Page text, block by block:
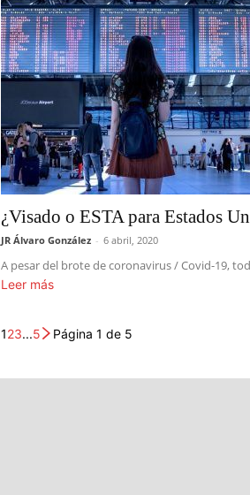
¿Visado o ESTA para Estados
JR Álvaro González - 6 abril, 2020
A pesar del brote de coronavirus / Covid-19,
Leer más
123...5 Página 1 de 5